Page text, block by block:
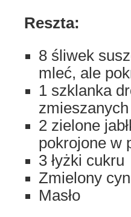
Reszta:
8 śliwek
mleć, ale
1 szklanka
2 zielone
pokrojone w
3 łyżki cukru
Zmielony
Masło